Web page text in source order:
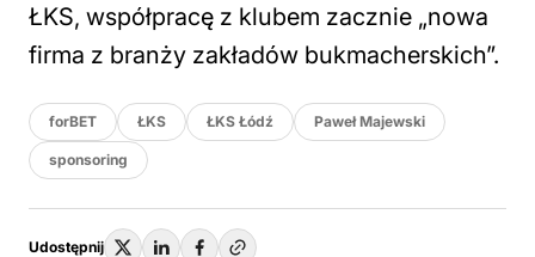
ŁKS, współpracę z klubem zacznie „nowa
firma z branży zakładów bukmacherskich”.
forBET ŁKS ŁKS Łódź Paweł Majewski
sponsoring
Udostępnij